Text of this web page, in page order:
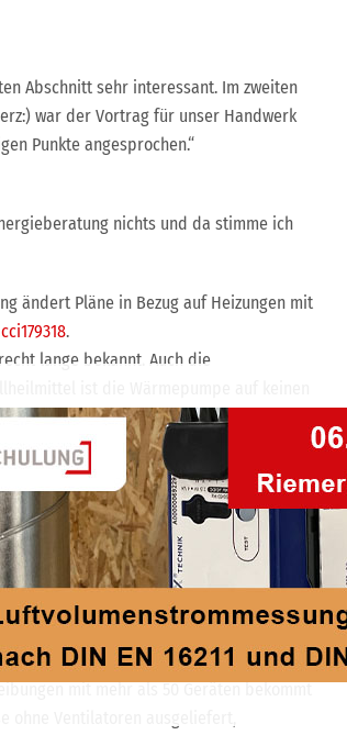
Abschnitt sehr interessant. Im zweiten
war der Vortrag für unser Handwerk
Punkte angesprochen.“
nichts und da stimme ich
ändert Pläne in Bezug auf Heizungen mit
cci179318.
lange bekannt. Auch die
so sollte es mit allen Vor- und
Politiker werden sollen, dann dürften Sie
nur die Politik nicht. Es dürften halt
mehr aufgestellt werden.“
Schullüftung erhitzt die Gemüter“ von
mit mehr als 50 Geräten bekommt